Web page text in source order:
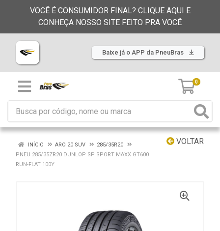
VOCÊ É CONSUMIDOR FINAL? CLIQUE AQUI E
CONHEÇA NOSSO SITE FEITO PRA VOCÊ
Baixe já o APP da PneuBras
0
VOLTAR
INÍCIO ARO 20 SUV
285/35R20
PNEU 285/35ZR20 DUNLOP SP SPORT MAXX GT600
RUN-FLAT 100Y